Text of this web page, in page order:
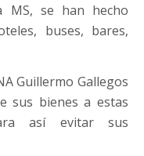
MS, se han hecho
buses, bares,
Guillermo Gallegos
sus bienes a estas
así evitar sus